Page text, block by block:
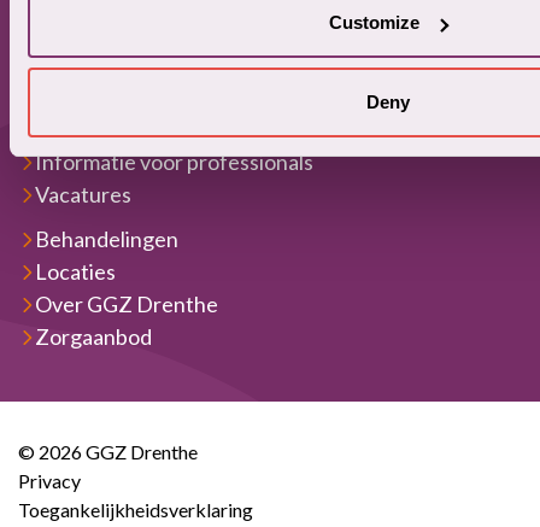
Customize
Deny
Informatie voor naasten
Informatie voor professionals
Vacatures
Behandelingen
Locaties
Over GGZ Drenthe
Zorgaanbod
© 2026 GGZ Drenthe
Privacy
Toegankelijkheidsverklaring